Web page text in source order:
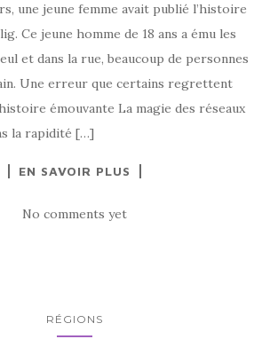
une jeune femme avait publié l’histoire
Ce jeune homme de 18 ans a ému les
et dans la rue, beaucoup de personnes
Une erreur que certains regrettent
émouvante La magie des réseaux
la rapidité […]
EN SAVOIR PLUS
No comments yet
RÉGIONS